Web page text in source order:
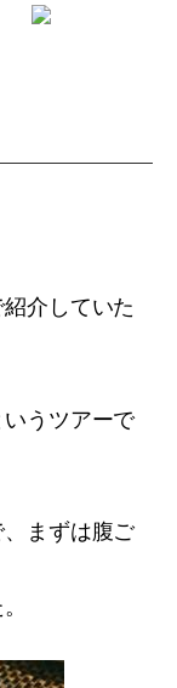
介していた
いうツアーで
まずは腹ご